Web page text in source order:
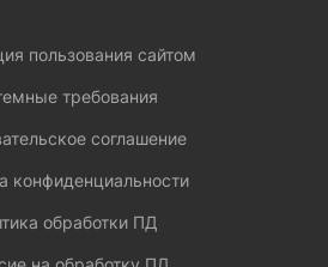
пользования сайтом
требования
соглашение
конфиденциальности
обработки ПД